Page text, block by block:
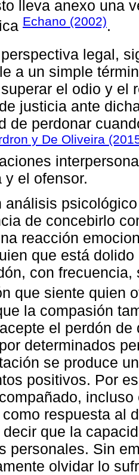
lleva anexo una
Echano (2002).
legal,
a un simple
el odio y el
justicia ante
de perdonar
y De Oliveira
y el ofensor.
análisis
de concebirlo
reacción
que está
con
que siente quien
la compasión
el perdón
determinados
se produce
positivos. Por
respuesta al
que la
personales. Sin
olvidar lo